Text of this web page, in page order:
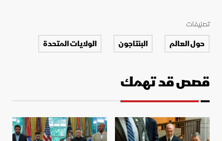
تصنيفات
حول العالم البنتاجون الولايات المتحدة
قصص قد تهمك